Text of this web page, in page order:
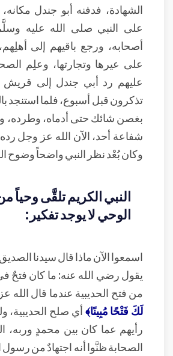
الشهادة، فدفنه أبو جندل
على النبي صلى الله عليه
أصحابه، ورجع باقيهم إلى
على عيرها وتجارتها، وعلِم
عليهم رد أبي جندل إلى قريش
تذكرون قبل أسبوع، فلما استنجد
بغصن شائك حتى أدماه، وطرده،
شفاعة أحد، الآن الله عز وجل
وكان بُعْد نظر النبي واضحاً
النبي الكريم تلقَّى وحياً
الوحي لا يوجد تفكير:
اسمعوا الآن ماذا قال سيدنا
يقول رضي الله عنه: ما كان فتحٌ
من فتح الحديبية عندما قال الله
لَكَ فَتْحًا مُبِينًا﴾أي صلح الحديبية،
رأيهم عما كان بين محمدٍ وربه،
الصحابة ظنَّوا أنه اجتهادٌ من رسول